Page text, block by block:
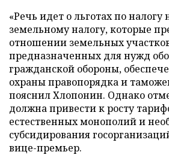
«Речь идет о льготах по
земельному налогу, которые
отношении земельных
предназначенных для нужд
гражданской обороны,
охраны правопорядка и
пояснил Хлопонин. Однако
должна привести к росту
естественных монополий и
субсидирования
вице-премьер.